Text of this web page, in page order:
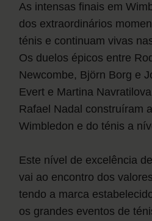
As intensas finais em
dos extraordinários
ténis e continuam vivas
Os duelos épicos entre
Newcombe, Björn Borg e
Evert e Martina
Rafael Nadal construíram
Wimbledon e do ténis a
Este nível de excelência
vai ao encontro dos
tendo a marca
os grandes eventos de